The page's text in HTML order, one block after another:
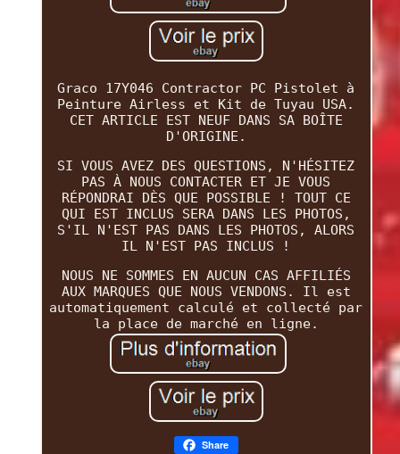
Graco 17Y046 Contractor PC Pistolet à
Peinture Airless et Kit de Tuyau USA.
CET ARTICLE EST NEUF DANS SA BOÎTE
D'ORIGINE.
SI VOUS AVEZ DES QUESTIONS, N'HÉSITEZ
PAS À NOUS CONTACTER ET JE VOUS
RÉPONDRAI DÈS QUE POSSIBLE ! TOUT CE
QUI EST INCLUS SERA DANS LES PHOTOS,
S'IL N'EST PAS DANS LES PHOTOS, ALORS
IL N'EST PAS INCLUS !
NOUS NE SOMMES EN AUCUN CAS AFFILIÉS
AUX MARQUES QUE NOUS VENDONS. Il est
automatiquement calculé et collecté par
la place de marché en ligne.
Share